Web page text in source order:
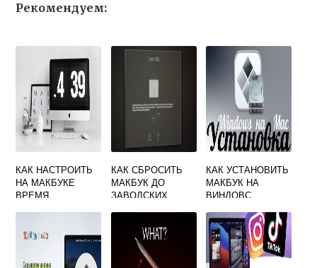
Рекомендуем:
КАК НАСТРОИТЬ
НА МАКБУКЕ
ВРЕМЯ
КАК СБРОСИТЬ
МАКБУК ДО
ЗАВОДСКИХ
КАК УСТАНОВИТЬ
МАКБУК НА
ВИНДОВС